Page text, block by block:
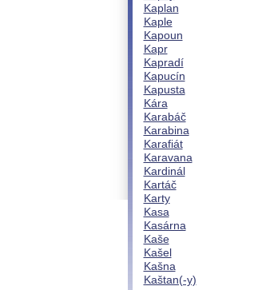
Kaplan
Kaple
Kapoun
Kapr
Kapradí
Kapucín
Kapusta
Kára
Karabáč
Karabina
Karafiát
Karavana
Kardinál
Kartáč
Karty
Kasa
Kasárna
Kaše
Kašel
Kašna
Kaštan(-y)